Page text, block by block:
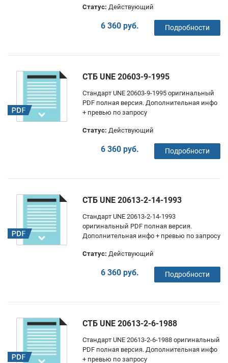
Статус: Действующий
6 360 руб. Подробности
СТБ UNE 20603-9-1995
Стандарт UNE 20603-9-1995 оригинальный
PDF полная версия. Дополнительная инфо
+ превью по запросу
Статус: Действующий
6 360 руб. Подробности
СТБ UNE 20613-2-14-1993
Стандарт UNE 20613-2-14-1993
оригинальный PDF полная версия.
Дополнительная инфо + превью по запросу
Статус: Действующий
6 360 руб. Подробности
СТБ UNE 20613-2-6-1988
Стандарт UNE 20613-2-6-1988 оригинальный
PDF полная версия. Дополнительная инфо
+ превью по запросу